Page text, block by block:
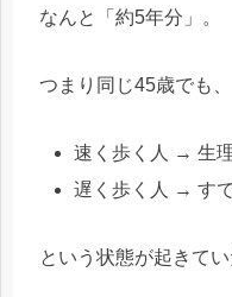
なんと「約5年分」。
つまり同じ45歳でも、
速く歩く人 → 生
遅く歩く人 → す
という状態が起きてい